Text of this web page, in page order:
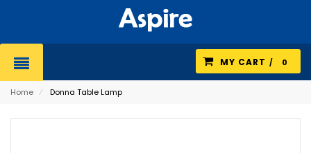
MY CART 0
Home ⁄ Donna Table Lamp